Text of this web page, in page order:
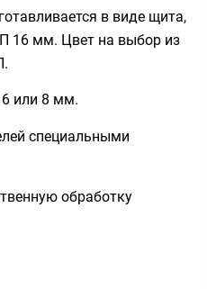
в виде щита,
16 мм. Цвет на выбор из
6 или 8 мм.
специальными
обработку